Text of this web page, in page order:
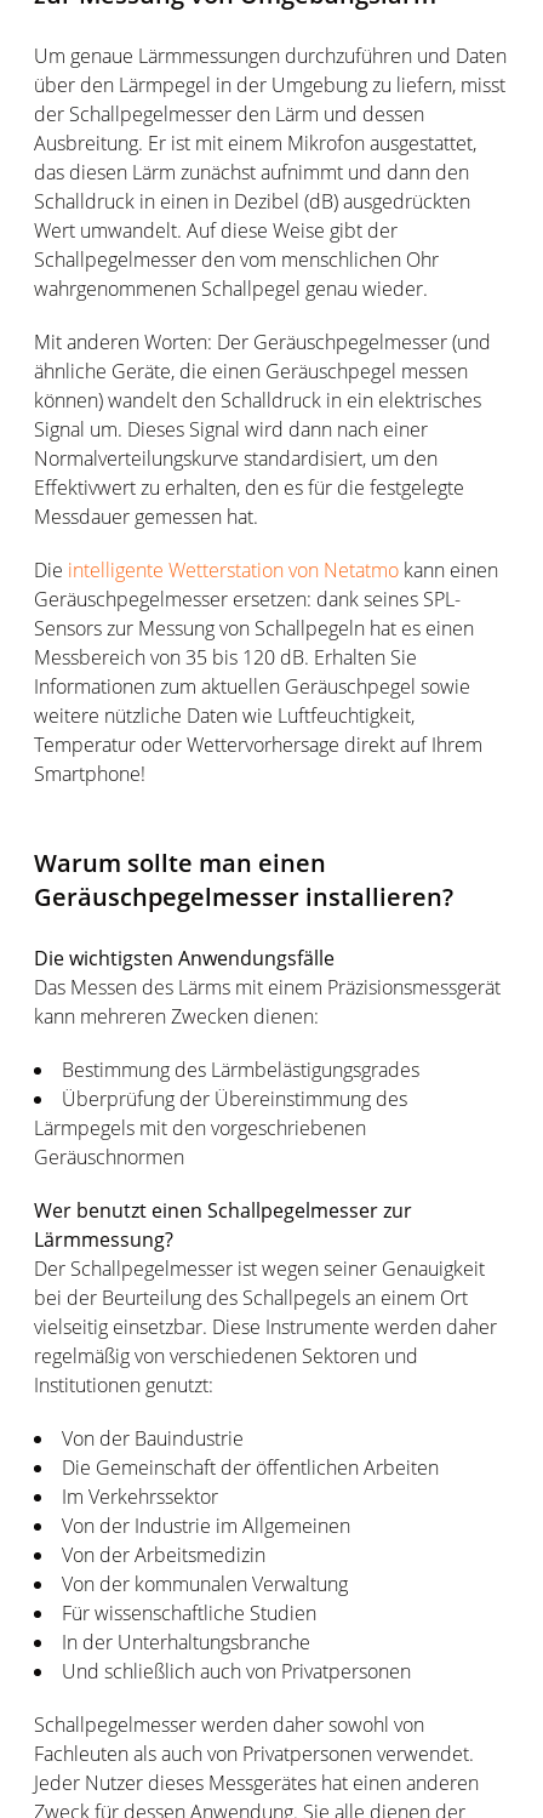
Um genaue Lärmmessungen durchzuführen und Daten
über den Lärmpegel in der Umgebung zu liefern, misst
der Schallpegelmesser den Lärm und dessen
Ausbreitung. Er ist mit einem Mikrofon ausgestattet,
das diesen Lärm zunächst aufnimmt und dann den
Schalldruck in einen in Dezibel (dB) ausgedrückten
Wert umwandelt. Auf diese Weise gibt der
Schallpegelmesser den vom menschlichen Ohr
wahrgenommenen Schallpegel genau wieder.
Mit anderen Worten: Der Geräuschpegelmesser (und
ähnliche Geräte, die einen Geräuschpegel messen
können) wandelt den Schalldruck in ein elektrisches
Signal um. Dieses Signal wird dann nach einer
Normalverteilungskurve standardisiert, um den
Effektivwert zu erhalten, den es für die festgelegte
Messdauer gemessen hat.
Die intelligente Wetterstation von Netatmo kann einen
Geräuschpegelmesser ersetzen: dank seines SPL-
Sensors zur Messung von Schallpegeln hat es einen
Messbereich von 35 bis 120 dB. Erhalten Sie
Informationen zum aktuellen Geräuschpegel sowie
weitere nützliche Daten wie Luftfeuchtigkeit,
Temperatur oder Wettervorhersage direkt auf Ihrem
Smartphone!
Warum sollte man einen
Geräuschpegelmesser installieren?
Die wichtigsten Anwendungsfälle
Das Messen des Lärms mit einem Präzisionsmessgerät
kann mehreren Zwecken dienen:
Bestimmung des Lärmbelästigungsgrades
Überprüfung der Übereinstimmung des
Lärmpegels mit den vorgeschriebenen
Geräuschnormen
Wer benutzt einen Schallpegelmesser zur
Lärmmessung?
Der Schallpegelmesser ist wegen seiner Genauigkeit
bei der Beurteilung des Schallpegels an einem Ort
vielseitig einsetzbar. Diese Instrumente werden daher
regelmäßig von verschiedenen Sektoren und
Institutionen genutzt:
Von der Bauindustrie
Die Gemeinschaft der öffentlichen Arbeiten
Im Verkehrssektor
Von der Industrie im Allgemeinen
Von der Arbeitsmedizin
Von der kommunalen Verwaltung
Für wissenschaftliche Studien
In der Unterhaltungsbranche
Und schließlich auch von Privatpersonen
Schallpegelmesser werden daher sowohl von
Fachleuten als auch von Privatpersonen verwendet.
Jeder Nutzer dieses Messgerätes hat einen anderen
Zweck für dessen Anwendung. Sie alle dienen der